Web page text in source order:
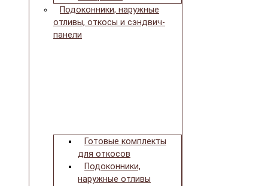
Подоконники, наружные
отливы, откосы и сэндвич-
панели
Готовые комплекты
для откосов
Подоконники,
наружные отливы